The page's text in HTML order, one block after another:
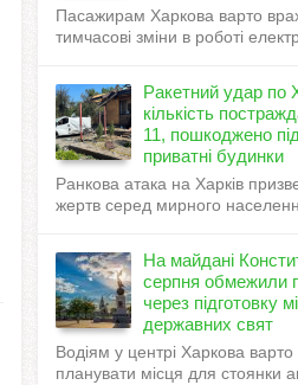
Пасажирам Харкова варто
тимчасові зміни в роботі
Ракетний удар по
кількість
11, пошкоджено
приватні будинки
Ранкова атака на Харків
жертв серед мирного
На майдані
серпня обмежили
через підготовку
державних свят
Водіям у центрі Харкова варто
планувати місця для стоянки